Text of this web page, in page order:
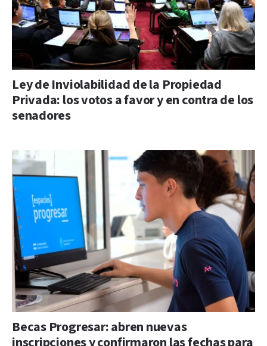
Ley de Inviolabilidad de la Propiedad
Privada: los votos a favor y en contra de los
senadores
Becas Progresar: abren nuevas
inscripciones y confirmaron las fechas para